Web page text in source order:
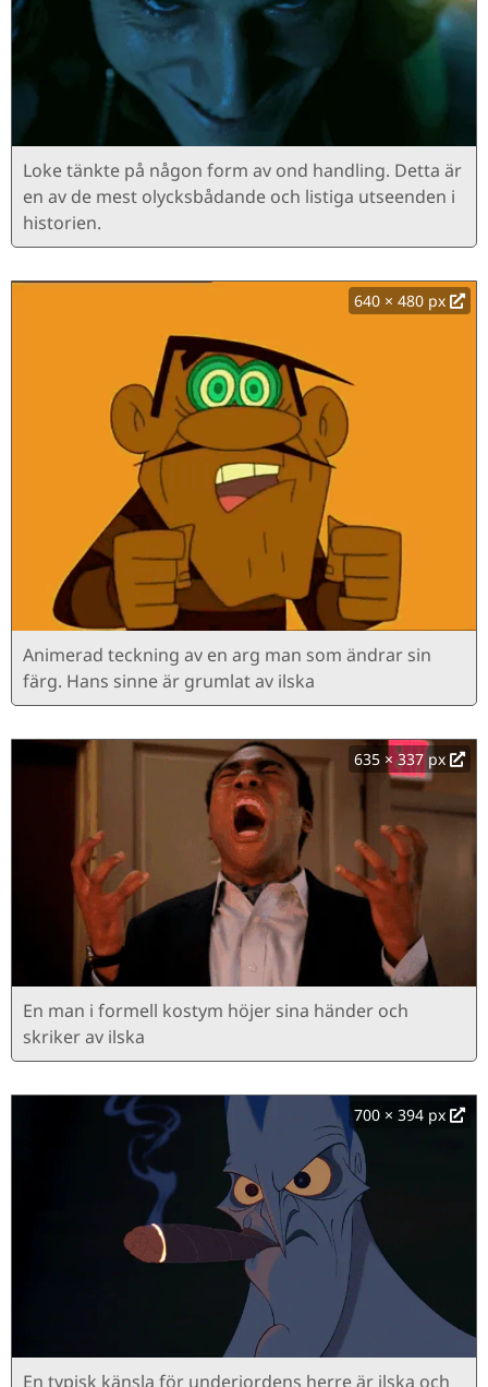
Loke tänkte på någon form av ond handling. Detta är
en av de mest olycksbådande och listiga utseenden i
historien.
640 × 480 px
Animerad teckning av en arg man som ändrar sin
färg. Hans sinne är grumlat av ilska
635 × 337 px
En man i formell kostym höjer sina händer och
skriker av ilska
700 × 394 px
En typisk känsla för underjordens herre är ilska och